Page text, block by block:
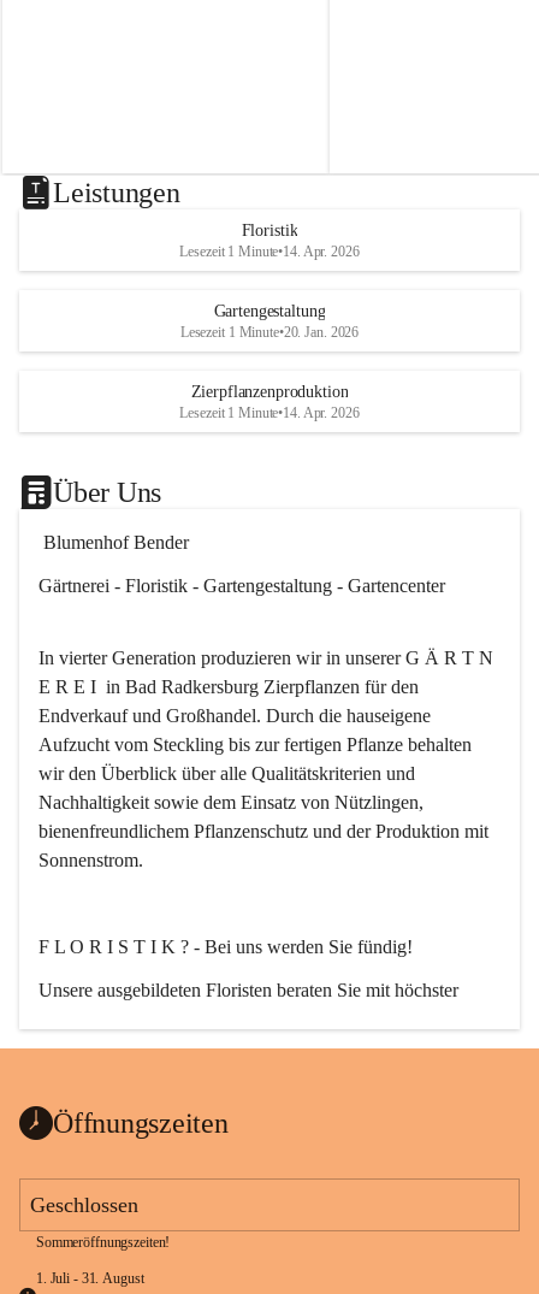
ein kleines Mitbringserl,
Leistungen
Floristik
Lesezeit 1 Minute•14. Apr. 2026
Gartengestaltung
Lesezeit 1 Minute•20. Jan. 2026
Zierpflanzenproduktion
Lesezeit 1 Minute•14. Apr. 2026
Über Uns
Blumenhof Bender
Gärtnerei - Floristik - Gartengestaltung - Gartencenter
In vierter Generation produzieren wir in unserer G Ä R T N
E R E I  in Bad Radkersburg Zierpflanzen für den
Endverkauf und Großhandel. Durch die hauseigene
Aufzucht vom Steckling bis zur fertigen Pflanze behalten
wir den Überblick über alle Qualitätskriterien und
Nachhaltigkeit sowie dem Einsatz von Nützlingen,
bienenfreundlichem Pflanzenschutz und der Produktion mit
Sonnenstrom.
F L O R I S T I K ? - Bei uns werden Sie fündig!
Unsere ausgebildeten Floristen beraten Sie mit höchster
oder auch Trauerfloristik. Nach Ihren wünschen planen,
Anlass.
G A R T E N G E S T A L T U N G ganz nach Ihrem Stil.
Öffnungszeiten
Geschlossen
Sommeröffnungszeiten!
1. Juli - 31. August